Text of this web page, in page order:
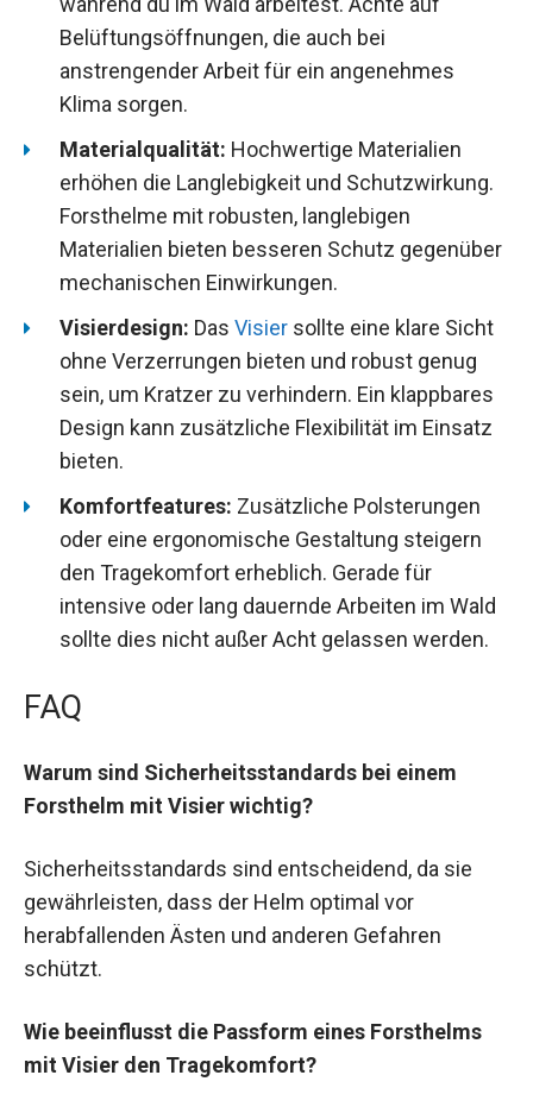
Belüftungsöffnungen, die auch bei
anstrengender Arbeit für ein angenehmes
Klima sorgen.
Materialqualität: Hochwertige Materialien
erhöhen die Langlebigkeit und Schutzwirkung.
Forsthelme mit robusten, langlebigen
Materialien bieten besseren Schutz gegenüber
mechanischen Einwirkungen.
Visierdesign: Das Visier sollte eine klare Sicht
ohne Verzerrungen bieten und robust genug
sein, um Kratzer zu verhindern. Ein klappbares
Design kann zusätzliche Flexibilität im Einsatz
bieten.
Komfortfeatures: Zusätzliche Polsterungen
oder eine ergonomische Gestaltung steigern
den Tragekomfort erheblich. Gerade für
intensive oder lang dauernde Arbeiten im Wald
sollte dies nicht außer Acht gelassen werden.
FAQ
Warum sind Sicherheitsstandards bei einem
Forsthelm mit Visier wichtig?
Sicherheitsstandards sind entscheidend, da sie
gewährleisten, dass der Helm optimal vor
herabfallenden Ästen und anderen Gefahren
schützt.
Wie beeinflusst die Passform eines Forsthelms
mit Visier den Tragekomfort?